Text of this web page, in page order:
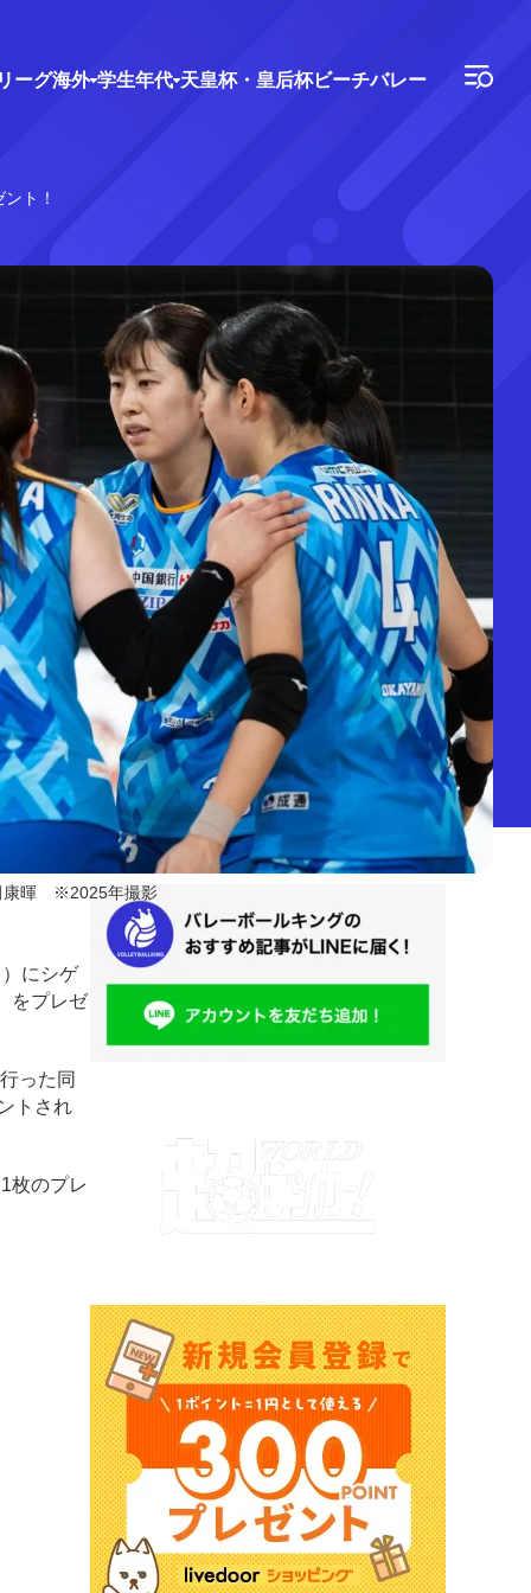
ーグ海外 学生年代 天皇杯・皇后杯ビーチバレー
ト！
康暉 ※2025年撮影
にシゲ
をプレゼ
った同
トされ
枚のプレ